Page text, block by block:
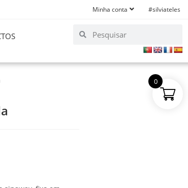
Minha conta #silviateles
0